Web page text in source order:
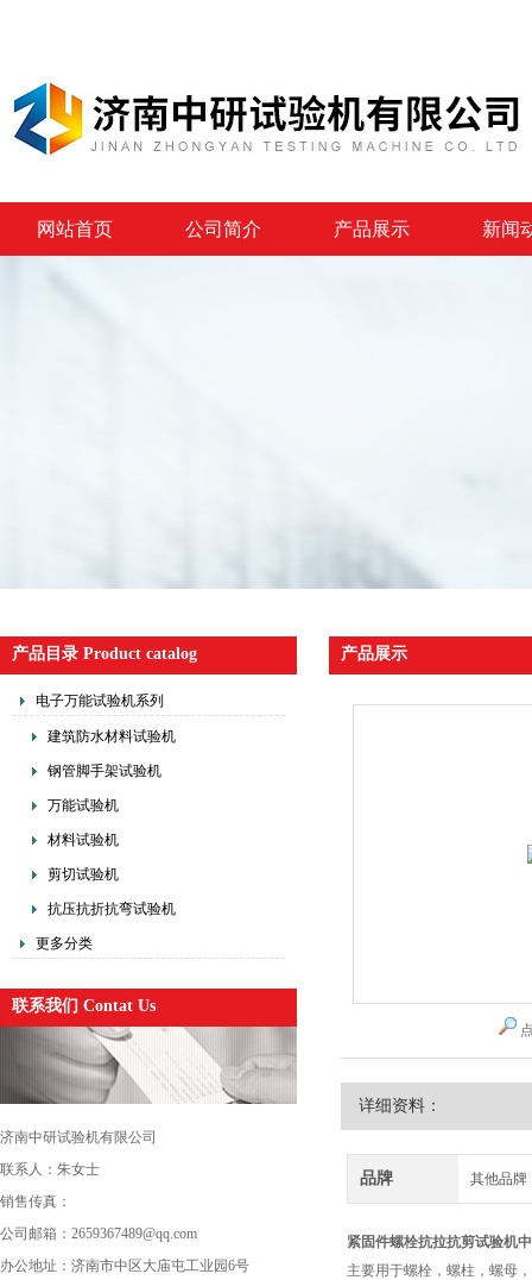
网站首页 公司简介 产品展示 新闻
产品目录 Product catalog
电子万能试验机系列
建筑防水材料试验机
钢管脚手架试验机
万能试验机
材料试验机
剪切试验机
抗压抗折抗弯试验机
更多分类
联系我们 Contat Us
济南中研试验机有限公司
联系人：朱女士
销售传真：
公司邮箱：2659367489@qq.com
办公地址：济南市中区大庙屯工业园6号
产品展示
详细资料：
品牌 其他品牌
紧固件螺栓抗拉抗剪试验机
主要用于螺栓，螺柱，螺母